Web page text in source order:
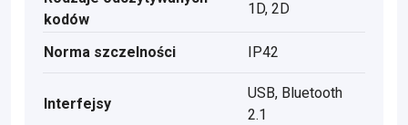
kodów
1D, 2D
Norma szczelności IP42
Interfejsy
USB, Bluetooth
2.1